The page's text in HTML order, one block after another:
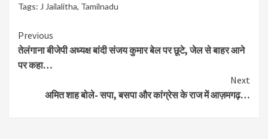
Tags: J Jailalitha, Tamilnadu
Continue
Reading
Previous
तेलंगाना बीजेपी अध्यक्ष बांदी संजय कुमार बेल पर छूटे, जेल से बाहर आने
पर कहा…
Next
अमित शाह बोले- सपा, बसपा और कांग्रेस के राज में आज़मगढ़…